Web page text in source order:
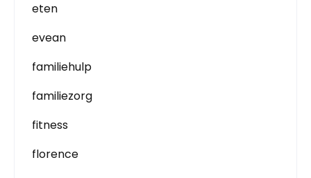
eten
evean
familiehulp
familiezorg
fitness
florence